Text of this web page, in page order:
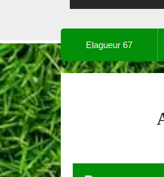
Elagueur 67